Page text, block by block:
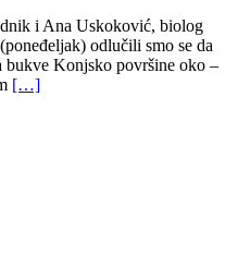
i Ana Uskoković, biolog
odlučili smo se da
bukve Konjsko površine oko –
[…]